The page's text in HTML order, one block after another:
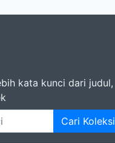
kata kunci dari judul,
Cari Koleksi